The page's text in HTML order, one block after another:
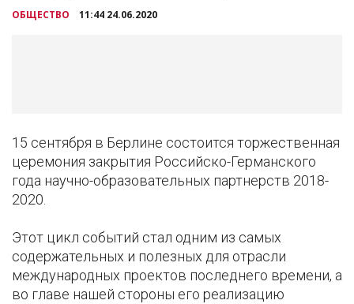
ОБЩЕСТВО 11:44 24.06.2020
15 сентября в Берлине состоится торжественная
церемония закрытия Российско-Германского
года научно-образовательных партнерств 2018-
2020.
Этот цикл событий стал одним из самых
содержательных и полезных для отрасли
международных проектов последнего времени, а
во главе нашей стороны его реализацию